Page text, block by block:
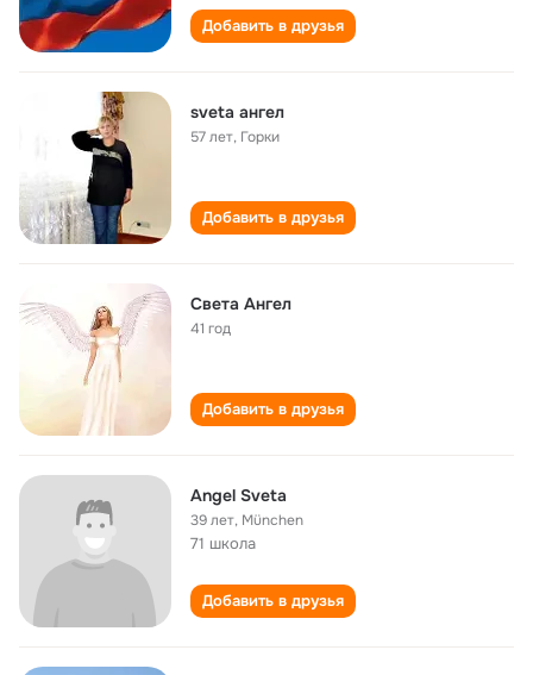
Добавить в друзья
sveta ангел
57 лет, Горки
Добавить в друзья
Света Ангел
41 год
Добавить в друзья
Angel Sveta
39 лет, München
71 школа
Добавить в друзья